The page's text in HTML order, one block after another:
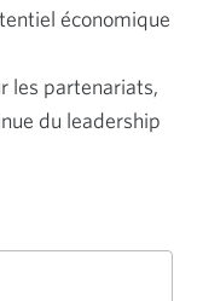
économique
les partenariats,
du leadership